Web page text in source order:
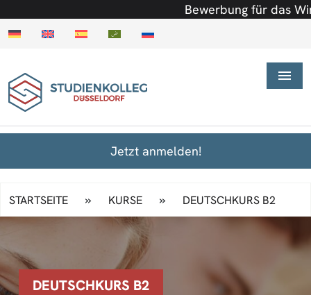
Bewerbung für das
Jetzt anmelden!
STARTSEITE » KURSE » DEUTSCHKURS B2
DEUTSCHKURS B2